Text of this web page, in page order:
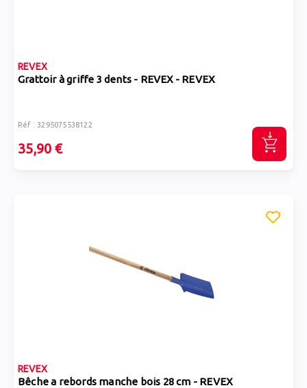
REVEX
Grattoir à griffe 3 dents - REVEX - REVEX
Réf : 3295075538122
35,90 €
REVEX
Bêche a rebords manche bois 28 cm - REVEX